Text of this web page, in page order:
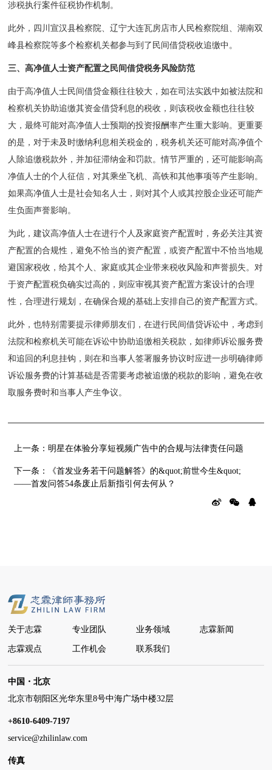
涉税执行案件征税协作机制。
此外，四川宣汉县检察院、辽宁大连瓦房店市人民检察院组、湖南双
峰县检察院等多个检察机关都参与到了民间借贷税收追缴中。
三、高净值人士资产配置之 民间借贷税务风险防范
由于高净值人士民间借贷金额往往较大，如在司法实践中如被法院和
检察机关协助追缴其资金借贷利息的税收，则该税收金额也往往较
大，最终可能对高净值人士预期的投资报酬率产生重大影响。更重要
的是，对于未及时缴纳利息相关税金的，税务机关还可能对高净值个
人除追缴税款外，并加征滞纳金和罚款。情节严重的，还可能影响高
净值人士的个人征信，对其乘坐飞机、高铁和其他事项等产生影响。
如果高净值人士是社会知名人士，则对其个人或其控股企业还可能产
生负面声誉影响。
为此，建议高净值人士在进行个人及家庭资产配置时，务必关注其资
产配置的合规性，避免不恰当的资产配置，或资产配置中不恰当地规
避国家税收，给其个人、家庭或其企业带来税收风险和声誉损失。对
于资产配置税负确实过高的，则应审视其资产配置方案设计的合理
性，合理进行规划，在确保合规的基础上安排自己的资产配置方式。
此外，也特别需要提示律师朋友们，在进行民间借贷诉讼中，考虑到
法院和检察机关可能在诉讼中协助追缴相关税款，如律师诉讼服务费
和追回的利息挂钩，则在和当事人签署服务协议时应进一步明确律师
诉讼服务费的计算基础是否需要考虑被追缴的税款的影响，避免在收
取服务费时和当事人产生争议。
上一条： 明星在体验分享短视频广告中的合规与法律责任问题
下一条：
《首发业务若干问题解答》的&quot;前世今生&quot;
——首发问答54条废止后新指引何去何从？
关于志霖 专业团队 业务领域 志霖新闻
志霖观点 工作机会 联系我们
中国・北京
北京市朝阳区光华东里8号中海广场中楼32层
+8610-6409-7197
service@zhilinlaw.com
传真